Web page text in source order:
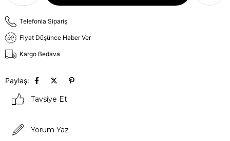
Telefonla Sipariş
Fiyat Düşünce Haber Ver
Kargo Bedava
Paylaş:
Tavsiye Et
Yorum Yaz